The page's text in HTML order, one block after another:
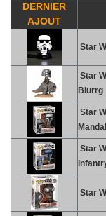
DERNIER
AJOUT
Star
Star
Blurrg
Star
Star
Star